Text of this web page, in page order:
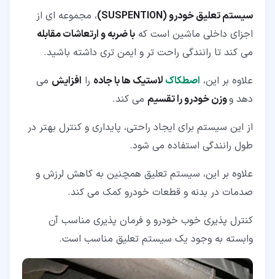
۴‏- تعویض قطعات سیستم تعلیق خودرو
سیستم تعلیق خودرو (SUSPENTION)
، مجموعه ای از
اجزای داخلی ماشین است که با ضربه و ارتعاشات مقابله
می کند تا رانندگی راحت تر و ایمن تری داشته باشید.
علاوه بر این، اصطکاک لاستیک ها با جاده را افزایش می
دهد ووزن خودرو را تقسیم می کند.
از این سیستم برای ایجاد راحتی، پایداری و کنترل بهتر در
طول رانندگی استفاده می شود.
علاوه بر این، سیستم تعلیق همچنین به کاهش لرزش و
صدمات در بدنه و قطعات خودرو کمک می کند.
کنترل پذیری خوب خودرو و فرمان پذیری مناسب آن
وابسته به وجود یک سیستم تعلیق مناسب است.